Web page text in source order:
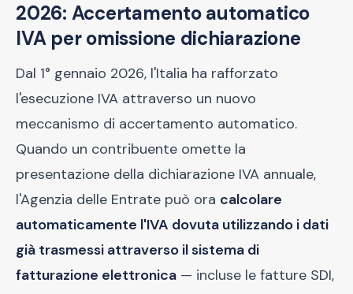
2026: Accertamento automatico
IVA per omissione dichiarazione
Dal 1° gennaio 2026, l'Italia ha rafforzato
l'esecuzione IVA attraverso un nuovo
meccanismo di accertamento automatico.
Quando un contribuente omette la
presentazione della dichiarazione IVA annuale,
l'Agenzia delle Entrate può ora calcolare
automaticamente l'IVA dovuta utilizzando i dati
già trasmessi attraverso il sistema di
fatturazione elettronica — incluse le fatture SDI,